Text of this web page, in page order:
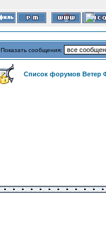
Показать сообщения:
Список форумов Ветер